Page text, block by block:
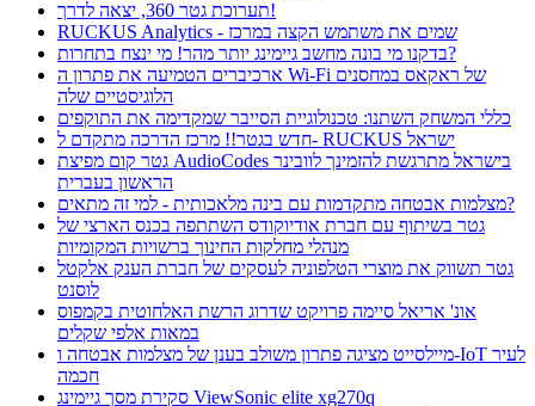
תערוכת גטר 360, יצאה לדרך!
RUCKUS Analytics - שמים את משתמש הקצה במרכז
בדקנו מי בונה מחשב גיימינג יותר מהר! מי ינצח בתחרות?
ארכיברים הטמיעה את פתרון ה Wi-Fi של ראקאס במחסנים
הלוגיסטיים שלה
כללי המשחק השתנו: טכנולוגיית הסייבר שמקדימה את התוקפים
חדש בגטר!! מרכז הדרכה מתקדם ל- RUCKUS ישראל
גטר קום מפיצת AudioCodes בישראל מתרגשת להזמינך לוובינר
הראשון בעברית
מצלמות אבטחה מתקדמות עם בינה מלאכותית - למי זה מתאים?
גטר בשיתוף עם חברת אודיוקודס השתתפה בכנס הארצי של
מנהלי מחלקות החינוך ברשויות המקומיות
גטר תשווק את מוצרי הטלפוניה לעסקים של חברת הענק אלקטל
לוסנט
אונ' אריאל סיימה פרויקט שדרוג הרשת האלחוטית בקמפוס
במאות אלפי שקלים
מיילסייט מציגה פתרון משולב בענן של מצלמות אבטחה ו-IoT לעיר
חכמה
סקירת מסך גיימינג ViewSonic elite xg270q